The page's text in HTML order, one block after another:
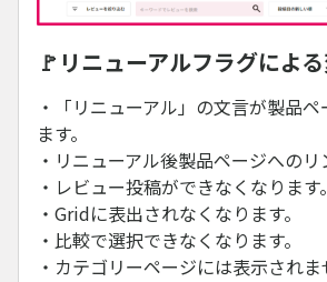
🚩リニューアルフラグによ
・「リニューアル」の文言が製品
ます。
・リニューアル後製品ページへのリ
・レビュー投稿ができなくなります。
・Gridに表出されなくなります。
・比較で選択できなくなります。
・カテゴリーページには表示されま